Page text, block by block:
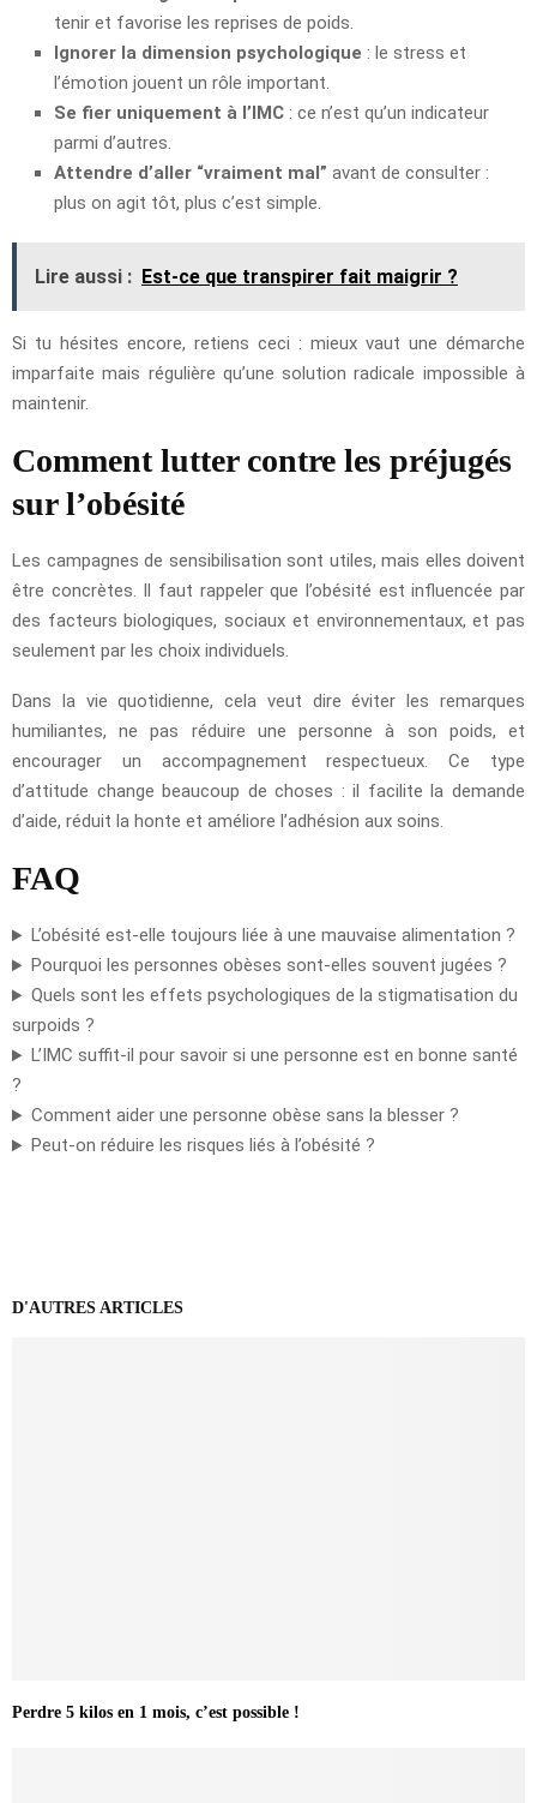
tenir et favorise les reprises de poids.
Ignorer la dimension psychologique : le stress et
l’émotion jouent un rôle important.
Se fier uniquement à l’IMC : ce n’est qu’un indicateur
parmi d’autres.
Attendre d’aller “vraiment mal” avant de consulter :
plus on agit tôt, plus c’est simple.
Lire aussi : Est-ce que transpirer fait maigrir ?
Si tu hésites encore, retiens ceci : mieux vaut une démarche
imparfaite mais régulière qu’une solution radicale impossible à
maintenir.
Comment lutter contre les préjugés
sur l’obésité
Les campagnes de sensibilisation sont utiles, mais elles doivent
être concrètes. Il faut rappeler que l’obésité est influencée par
des facteurs biologiques, sociaux et environnementaux, et pas
seulement par les choix individuels.
Dans la vie quotidienne, cela veut dire éviter les remarques
humiliantes, ne pas réduire une personne à son poids, et
encourager un accompagnement respectueux. Ce type
d’attitude change beaucoup de choses : il facilite la demande
d’aide, réduit la honte et améliore l’adhésion aux soins.
FAQ
L’obésité est-elle toujours liée à une mauvaise alimentation ?
Pourquoi les personnes obèses sont-elles souvent jugées ?
Quels sont les effets psychologiques de la stigmatisation du
surpoids ?
L’IMC suffit-il pour savoir si une personne est en bonne santé
?
Comment aider une personne obèse sans la blesser ?
Peut-on réduire les risques liés à l’obésité ?
D'AUTRES ARTICLES
Perdre 5 kilos en 1 mois, c’est possible !